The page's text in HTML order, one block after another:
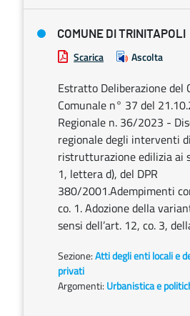
COMUNE DI TRINITAPOLI
Scarica Ascolta
Estratto Deliberazione del
Comunale n° 37 del
Regionale n. 36/2023 -
regionale degli interventi di
ristrutturazione edilizia ai
1, lettera d), del DPR
380/2001.Adempimenti
co. 1. Adozione della
sensi dell’art. 12, co. 3,
Sezione:Atti degli enti locali e
privati
Argomenti: Urbanistica e